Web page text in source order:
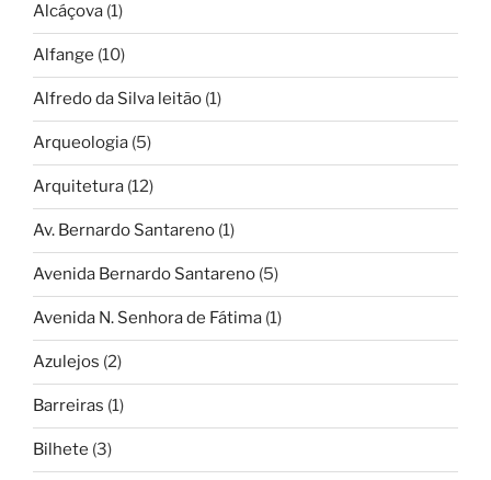
Alcáçova (1)
Alfange (10)
Alfredo da Silva leitão (1)
Arqueologia (5)
Arquitetura (12)
Av. Bernardo Santareno (1)
Avenida Bernardo Santareno (5)
Avenida N. Senhora de Fátima (1)
Azulejos (2)
Barreiras (1)
Bilhete (3)